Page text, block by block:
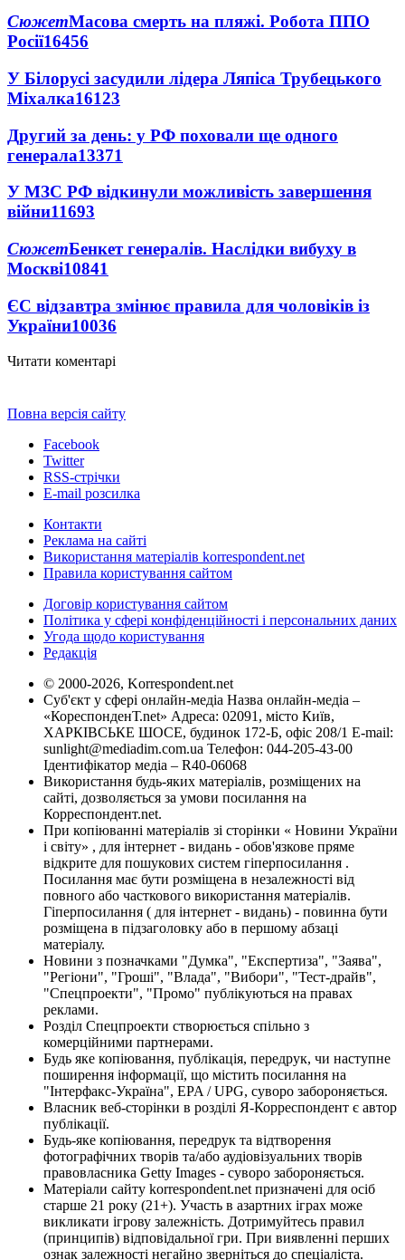
СюжетМасова смерть на пляжі. Робота ППО
Росії16456
У Білорусі засудили лідера Ляпіса Трубецького
Міхалка16123
Другий за день: у РФ поховали ще одного
генерала13371
У МЗС РФ відкинули можливість завершення
війни11693
СюжетБенкет генералів. Наслідки вибуху в
Москві10841
ЄС відзавтра змінює правила для чоловіків із
України10036
Читати коментарі
Повна версія сайту
Facebook
Twitter
RSS-стрічки
E-mail розсилка
Контакти
Реклама на сайті
Використання матеріалів korrespondent.net
Правила користування сайтом
Договір користування сайтом
Політика у сфері конфіденційності і персональних даних
Угода щодо користування
Редакція
© 2000-2026, Korrespondent.net
Суб'єкт у сфері онлайн-медіа Назва онлайн-медіа –
«КореспонденТ.net» Адреса: 02091, місто Київ,
ХАРКІВСЬКЕ ШОСЕ, будинок 172-Б, офіс 208/1 E-mail:
sunlight@mediadim.com.ua Телефон: 044-205-43-00
Ідентифікатор медіа – R40-06068
Використання будь-яких матеріалів, розміщених на
сайті, дозволяється за умови посилання на
Корреспондент.net.
При копіюванні матеріалів зі сторінки « Новини України
і світу» , для інтернет - видань - обов'язкове пряме
відкрите для пошукових систем гіперпосилання .
Посилання має бути розміщена в незалежності від
повного або часткового використання матеріалів.
Гіперпосилання ( для інтернет - видань) - повинна бути
розміщена в підзаголовку або в першому абзаці
матеріалу.
Новини з позначками "Думка", "Експертиза", "Заява",
"Регіони", "Гроші", "Влада", "Вибори", "Тест-драйв",
"Спецпроекти", "Промо" публікуються на правах
реклами.
Розділ Спецпроекти створюється спільно з
комерційними партнерами.
Будь яке копіювання, публікація, передрук, чи наступне
поширення інформації, що містить посилання на
"Інтерфакс-Україна", EPA / UPG, суворо забороняється.
Власник веб-сторінки в розділі Я-Корреспондент є автор
публікації.
Будь-яке копіювання, передрук та відтворення
фотографічних творів та/або аудіовізуальних творів
правовласника Getty Images - суворо забороняється.
Матеріали сайту korrespondent.net призначені для осіб
старше 21 року (21+). Участь в азартних іграх може
викликати ігрову залежність. Дотримуйтесь правил
(принципів) відповідальної гри. При виявленні перших
ознак залежності негайно зверніться до спеціаліста.